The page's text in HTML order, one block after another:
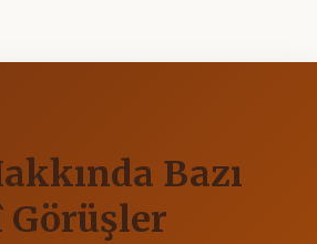
Bazı